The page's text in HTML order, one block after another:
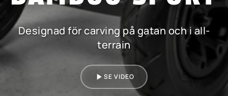
Designad för carving på gatan och i all-
terrain
SE VIDEO